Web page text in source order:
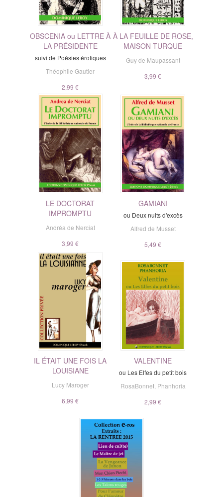
OBSCENIA ou LETTRE À
LA PRÉSIDENTE
suivi de Poésies érotiques
Théophile Gautier
2,99 €
À LA FEUILLE DE ROSE,
MAISON TURQUE
Guy de Maupassant
3,99 €
LE DOCTORAT
IMPROMPTU
Andréa de Nerciat
3,99 €
GAMIANI
ou Deux nuits d'excès
Alfred de Musset
5,49 €
IL ÉTAIT UNE FOIS LA
LOUISIANE
Lucy Maroger
6,99 €
VALENTINE
ou Les Elfes du petit bois
RosaBonnet, Phanhoria
2,99 €